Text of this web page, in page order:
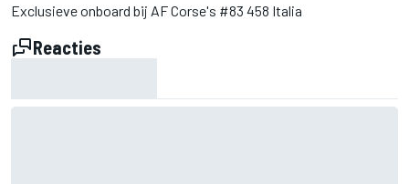
Exclusieve onboard bij AF Corse's #83 458 Italia
Reacties